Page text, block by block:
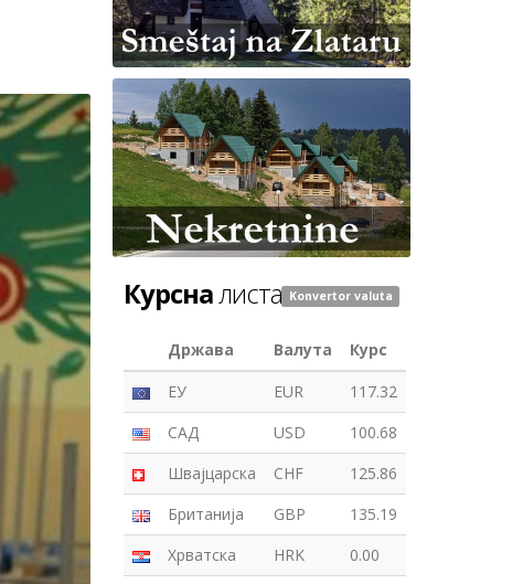
Курсналиста Konvertor valuta
Држава Валута
Курс
ЕУ
EUR
117.32
САД
USD
100.68
Швајцарска
CHF
125.86
Британија
GBP
135.19
Хрватска
HRK
0.00